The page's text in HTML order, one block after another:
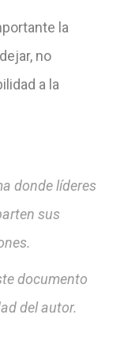
la
no
a la
donde líderes
sus
documento
del autor.